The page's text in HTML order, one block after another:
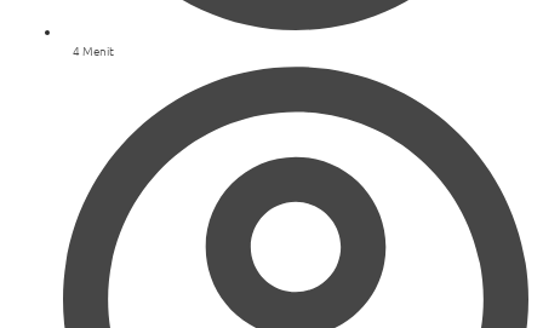
4 Menit